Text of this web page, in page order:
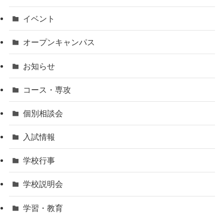
イベント
オープンキャンパス
お知らせ
コース・専攻
個別相談会
入試情報
学校行事
学校説明会
学習・教育